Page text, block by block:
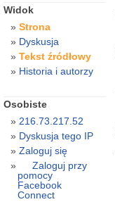
Widok
Strona
Dyskusja
Tekst źródłowy
Historia i autorzy
Osobiste
216.73.217.52
Dyskusja tego IP
Zaloguj się
Zaloguj przy
pomocy
Facebook
Connect